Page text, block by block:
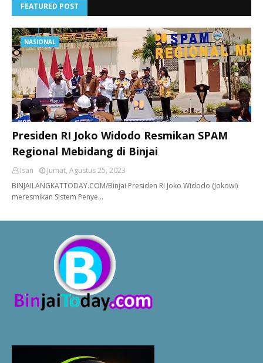
FEATURED POST
NASIONAL
Presiden RI Joko Widodo Resmikan SPAM
Regional Mebidang di Binjai
Isan
Jumat, Agustus 25, 2023
BINJAILANGKATTODAY.COM/Binjai Presiden RI Joko Widodo (Jokowi)
meresmikan Sistem Penye…